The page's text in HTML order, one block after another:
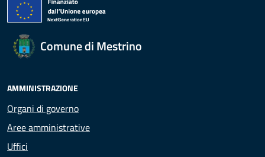
Comune di Mestrino
AMMINISTRAZIONE
Organi di governo
Aree amministrative
Uffici